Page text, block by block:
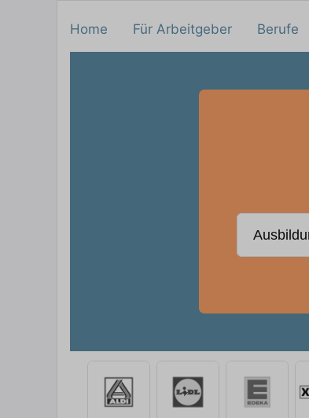
Home Für Arbeitgeber Berufe